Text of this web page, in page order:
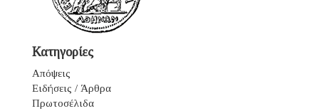
Κατηγορίες
Απόψεις
Ειδήσεις / Άρθρα
Πρωτοσέλιδα